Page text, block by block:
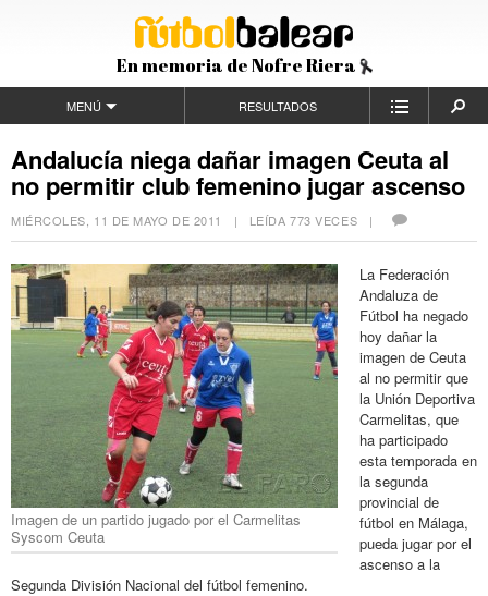
En memoria de Nofre Riera
MENÚ RESULTADOS
Andalucía niega dañar imagen Ceuta al
no permitir club femenino jugar ascenso
MIÉRCOLES, 11 DE MAYO DE 2011 | LEÍDA 773 VECES |
Imagen de un partido jugado por el Carmelitas
Syscom Ceuta
La Federación
Andaluza de
Fútbol ha negado
hoy dañar la
imagen de Ceuta
al no permitir que
la Unión Deportiva
Carmelitas, que
ha participado
esta temporada en
la segunda
provincial de
fútbol en Málaga,
pueda jugar por el
ascenso a la
Segunda División Nacional del fútbol femenino.